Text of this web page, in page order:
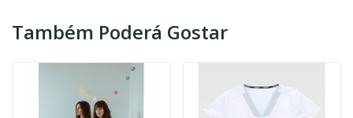
Também Poderá Gostar